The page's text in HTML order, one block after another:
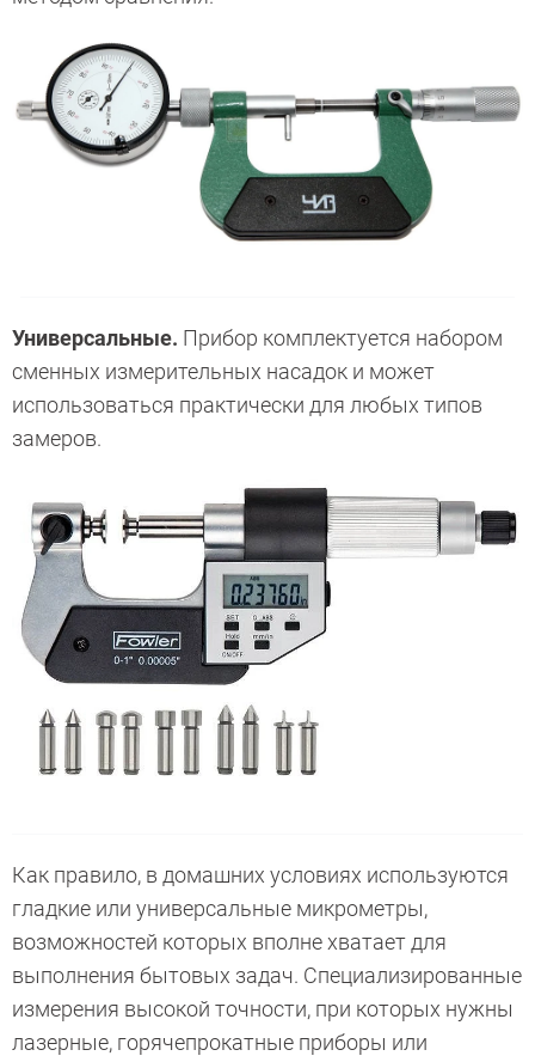
Универсальные. Прибор комплектуется набором
сменных измерительных насадок и может
использоваться практически для любых типов
замеров.
Как правило, в домашних условиях используются
гладкие или универсальные микрометры,
возможностей которых вполне хватает для
выполнения бытовых задач. Специализированные
измерения высокой точности, при которых нужны
лазерные, горячепрокатные приборы или